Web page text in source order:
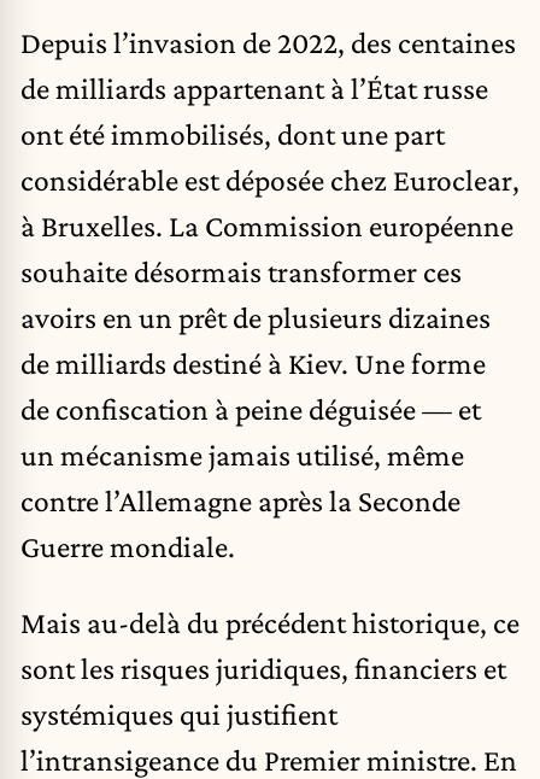
Depuis l’invasion de 2022, des centaines
de milliards appartenant à l’État russe
ont été immobilisés, dont une part
considérable est déposée chez Euroclear,
à Bruxelles. La Commission européenne
souhaite désormais transformer ces
avoirs en un prêt de plusieurs dizaines
de milliards destiné à Kiev. Une forme
de confiscation à peine déguisée — et
un mécanisme jamais utilisé, même
contre l’Allemagne après la Seconde
Guerre mondiale.
Mais au-delà du précédent historique, ce
sont les risques juridiques, financiers et
systémiques qui justifient
l’intransigeance du Premier ministre. En